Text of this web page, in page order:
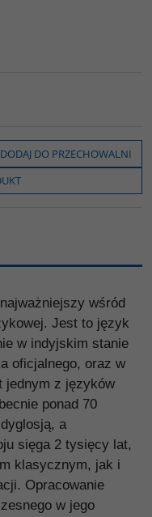
DODAJ DO PRZECHOWALNI
wśród
Jest to język
w indyjskim stanie
oficjalnego, oraz w
jednym z języków
ponad 70
a
sięga 2 tysięcy lat,
klasycznym, jak i
Opracowanie
w jego